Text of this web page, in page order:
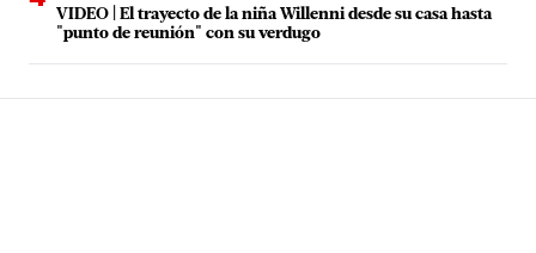
VIDEO | El trayecto de la niña Willenni desde su casa hasta
"punto de reunión" con su verdugo